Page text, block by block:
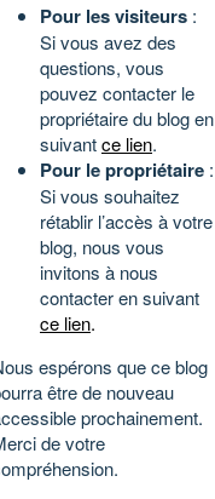
Pour les visiteurs :
Si vous avez des
questions, vous
pouvez contacter le
propriétaire du blog en
suivantce lien.
Pour le propriétaire :
Si vous souhaitez
rétablir l’accès à votre
blog, nous vous
invitons à nous
contacter en suivant
ce lien.
espérons que ce blog
être de nouveau
prochainement.
de votre